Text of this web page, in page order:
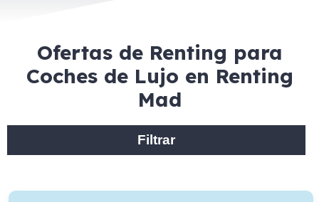
Ofertas de Renting para
Coches de Lujo en Renting
Mad
Filtrar